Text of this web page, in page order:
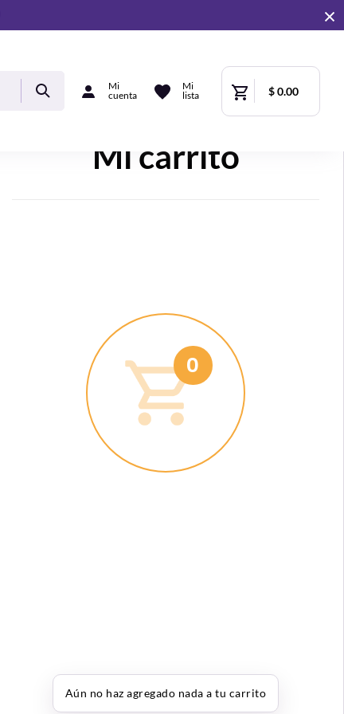
Mi
cuenta
Mi
lista
$ 0.00
Mi carrito
0
Aún no haz agregado nada a tu carrito